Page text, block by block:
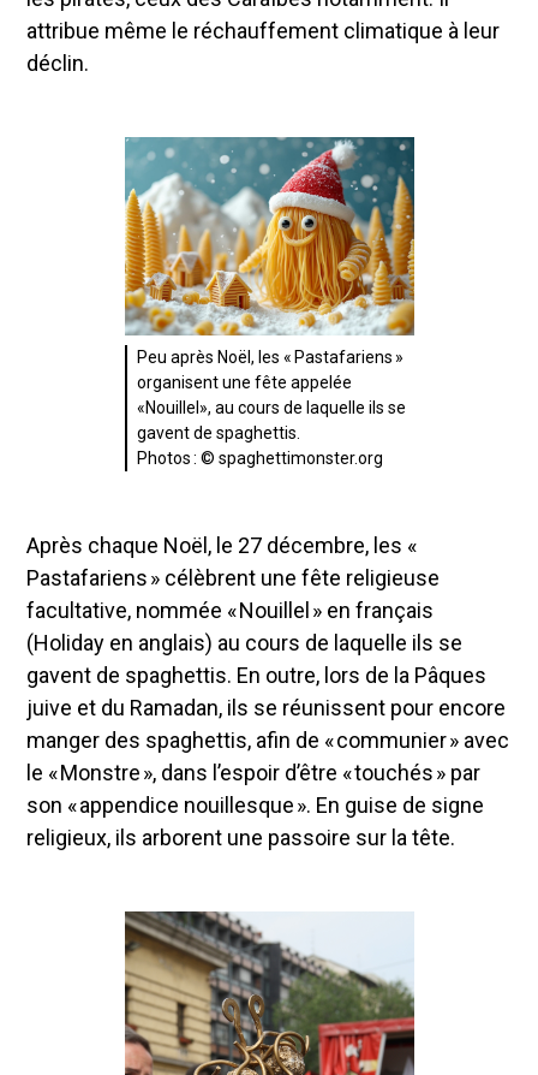
attribue même le réchauffement climatique à leur
déclin.
Peu après Noël, les « Pastafariens »
organisent une fête appelée
«Nouillel», au cours de laquelle ils se
gavent de spaghettis.
Photos : © spaghettimonster.org
Après chaque Noël, le 27 décembre, les «
Pastafariens » célèbrent une fête religieuse
facultative, nommée « Nouillel » en français
(Holiday en anglais) au cours de laquelle ils se
gavent de spaghettis. En outre, lors de la Pâques
juive et du Ramadan, ils se réunissent pour encore
manger des spaghettis, afin de « communier » avec
le « Monstre », dans l’espoir d’être « touchés » par
son « appendice nouillesque ». En guise de signe
religieux, ils arborent une passoire sur la tête.